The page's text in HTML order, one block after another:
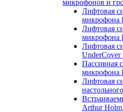
микрофонов и
Лифтовая
микрофона
Лифтовая
микрофона
Лифтовая
UnderCover
Пассивная
микрофона
Лифтовая
Arthur Holm